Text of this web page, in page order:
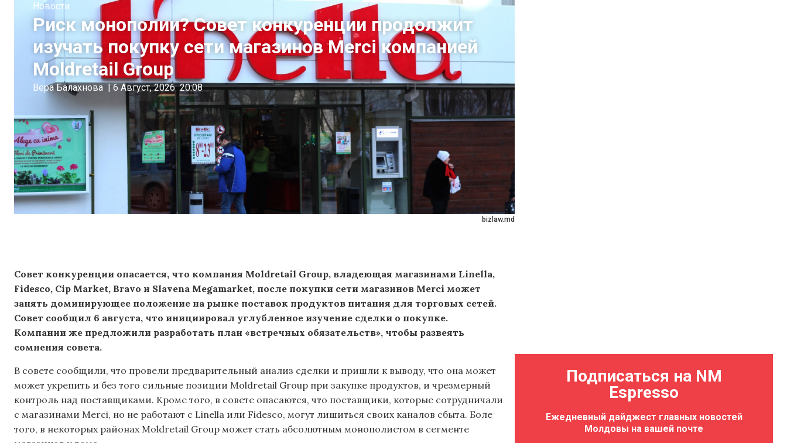
bizlaw.md
Новости
Риск монополии? Совет конкуренции продолжит
изучать покупку сети магазинов Merci компанией
Moldretail Group
Вера Балахнова 6 Август, 2026 20:08
Совет конкуренции опасается, что компания Moldretail Group, владеющая магазинами Linella,
Fidesco, Cip Market, Bravo и Slavena Megamarket, после покупки сети магазинов Merci может
занять доминирующее положение на рынке поставок продуктов питания для торговых сетей.
Совет сообщил 6 августа, что инициировал углубленное изучение сделки о покупке.
Компании же предложили разработать план «встречных обязательств», чтобы развеять
сомнения совета.
В совете сообщили, что провели предварительный анализ сделки и пришли к выводу, что она может
может укрепить и без того сильные позиции Moldretail Group при закупке продуктов, и чрезмерный
контроль над поставщиками. Кроме того, в совете опасаются, что поставщики, которые сотрудничали
с магазинами Merci, но не работают с Linella или Fidesco, могут лишиться своих каналов сбыта. Боле
того, в некоторых районах Moldretail Group может стать абсолютным монополистом в сегменте
Подписаться на NM
Espresso
Ежедневный дайджест главных новостей
Молдовы на вашей почте